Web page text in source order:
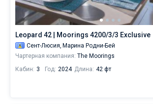
Leopard 42 | Moorings 4200/3/3 Exclusive
Сент-Люсия, Марина Родни-Бей
Чартерная компания: The Moorings
Кабин: 3 Год: 2024 Длина: 42 фт